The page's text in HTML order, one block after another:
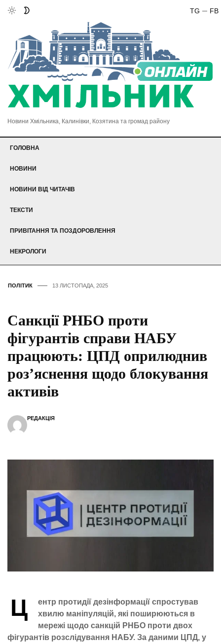
FB
TG
Новини Хмільника, Калинівки, Козятина та громад району
ГОЛОВНА
НОВИНИ
НОВИНИ ВІД ЧИТАЧІВ
ТЕКСТИ
ПРИВІТАННЯ ТА ПОЗДОРОВЛЕННЯ
НЕКРОЛОГИ
ПОЛІТИК 13 ЛИСТОПАДА, 2025
Санкції РНБО проти
фігурантів справи НАБУ
працюють: ЦПД оприлюднив
роз’яснення щодо блокування
активів
РЕДАКЦІЯ
Ц
ентр протидії дезінформації спростував
хвилю маніпуляцій, які поширюються в
мережі щодо санкцій РНБО проти двох
фігурантів розслідування НАБУ. За даними ЦПД, у